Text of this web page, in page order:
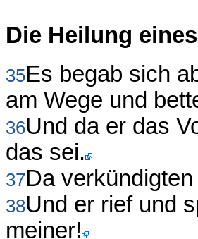
Die Heilung
35Es begab sich
am Wege und
36Und da er das
das sei.
37Da
38Und er rief und
meiner!